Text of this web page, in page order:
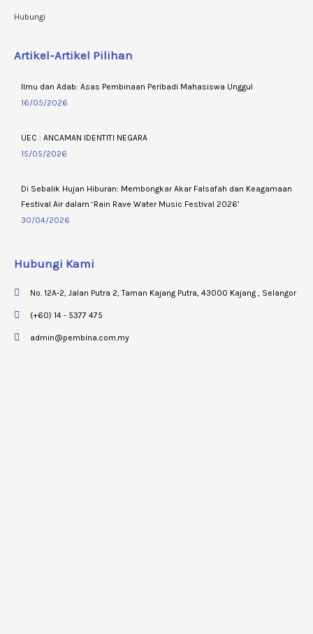
Hubungi
Artikel-Artikel Pilihan
Ilmu dan Adab: Asas Pembinaan Peribadi Mahasiswa Unggul
16/05/2026
UEC : ANCAMAN IDENTITI NEGARA
15/05/2026
Di Sebalik Hujan Hiburan: Membongkar Akar Falsafah dan Keagamaan
Festival Air dalam ‘Rain Rave Water Music Festival 2026’
30/04/2026
Hubungi Kami
No. 12A-2, Jalan Putra 2, Taman Kajang Putra, 43000 Kajang , Selangor
(+60) 14 - 5377 475
admin@pembina.com.my